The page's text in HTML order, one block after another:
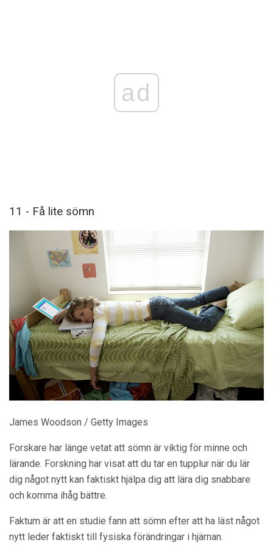
ad
11 - Få lite sömn
James Woodson / Getty Images
Forskare har länge vetat att sömn är viktig för minne och
lärande. Forskning har visat att du tar en tupplur när du lär
dig något nytt kan faktiskt hjälpa dig att lära dig snabbare
och komma ihåg bättre.
Faktum är att en studie fann att sömn efter att ha läst något
nytt leder faktiskt till fysiska förändringar i hjärnan.